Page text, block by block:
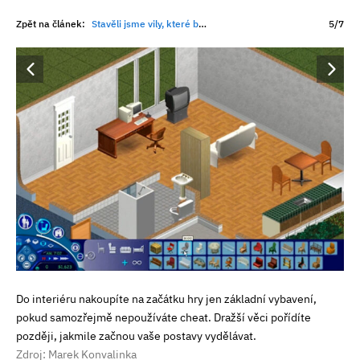
Zpět na článek: Stavěli jsme vily, které bychom si nikdy nemohli dovolit. The Sims slaví 25 let 5/7
Do interiéru nakoupíte na začátku hry jen základní vybavení,
pokud samozřejmě nepoužíváte cheat. Dražší věci pořídíte
později, jakmile začnou vaše postavy vydělávat.
Zdroj: Marek Konvalinka